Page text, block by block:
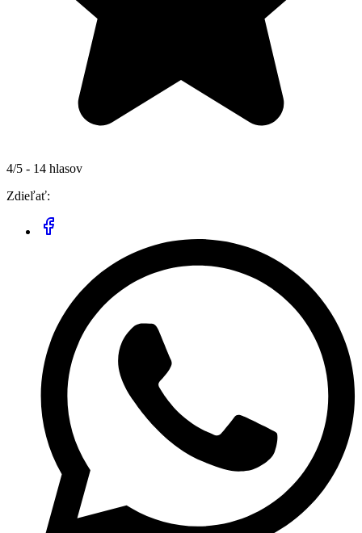
4/5 - 14 hlasov
Zdieľať: